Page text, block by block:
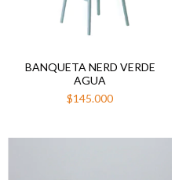
BANQUETA NERD VERDE
AGUA
$145.000